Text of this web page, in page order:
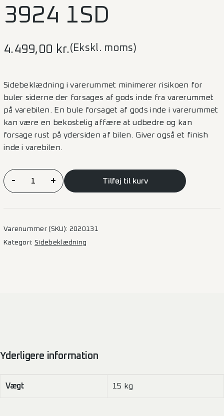
3924 1SD
4.499,00 kr. (Ekskl. moms)
Sidebeklædning i varerummet minimerer risikoen for
buler siderne der forsages af gods inde fra varerummet
på varebilen. En bule forsaget af gods inde i varerummet
kan være en bekostelig affære at udbedre og kan
forsage rust på ydersiden af bilen. Giver også et finish
inde i varebilen.
Sidebeklædning
Sprinter
(F)
- + Tilføj til kurv
Varenummer (SKU): 2020131
Kategori:Sidebeklædning
Yderligere information
Vægt 15 kg